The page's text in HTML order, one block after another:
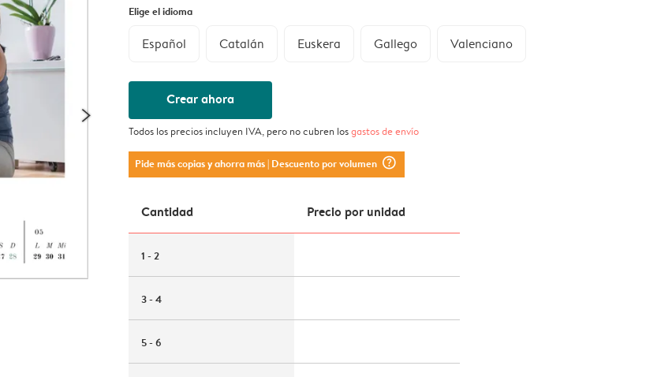
Elige el idioma
Español Catalán Euskera Gallego Valenciano
Crear ahora
Todos los precios incluyen IVA, pero no cubren losgastos de envío
Pide más copias y ahorra más| Descuento por volumen question_mark_circle
Cantidad Precio por unidad
1 - 2
3 - 4
5 - 6